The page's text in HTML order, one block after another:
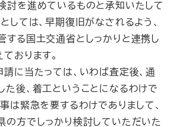
討を進めているものと承知いたして
しては、早期復旧がなされるよう、
する国土交通省としっかりと連携し
おります。
に当たっては、いわば査定後、通
た後、着工ということになるわけで
は緊急を要するわけでありまして、
の方でしっかり検討していただいた